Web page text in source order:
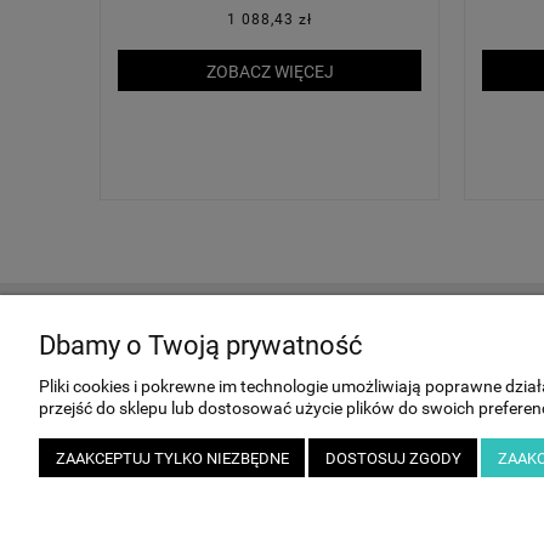
1 088,43 zł
ZOBACZ WIĘCEJ
MOJE KONTO
Twoje zamówienia
Ustawienia konta
Przechowalnia
Dbamy o Twoją prywatność
Pliki cookies i pokrewne im technologie umożliwiają poprawne
przejść do sklepu lub dostosować użycie plików do swoich
ZAAKCEPTUJ TYLKO NIEZBĘDNE DOSTOSUJ ZGODY